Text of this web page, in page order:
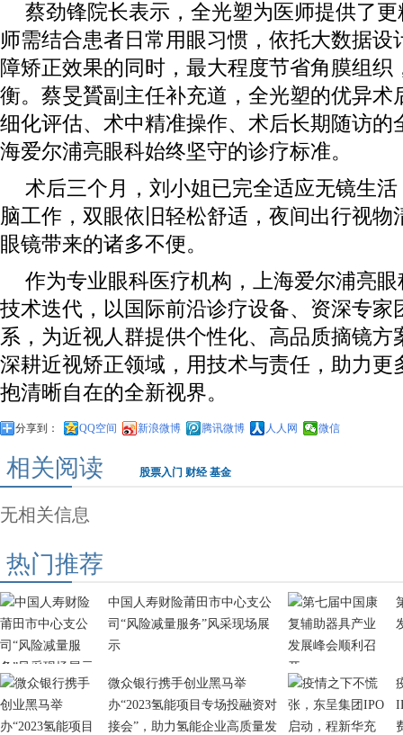
蔡劲锋院长表示，全光塑为医师提供了
师需结合患者日常用眼习惯，依托大数据设
障矫正效果的同时，最大程度节省角膜组织
衡。蔡旻贇副主任补充道，全光塑的优异术
细化评估、术中精准操作、术后长期随访的
海爱尔浦亮眼科始终坚守的诊疗标准。
术后三个月，刘小姐已完全适应无镜生
脑工作，双眼依旧轻松舒适，夜间出行视物
眼镜带来的诸多不便。
作为专业眼科医疗机构，上海爱尔浦亮
技术迭代，以国际前沿诊疗设备、资深专家
系，为近视人群提供个性化、高品质摘镜方
深耕近视矫正领域，用技术与责任，助力更
抱清晰自在的全新视界。
分享到： QQ空间 新浪微博 腾讯微博 人人网 微信
相关阅读 股票入门 财经 基金
无相关信息
热门推荐
中国人寿财险莆田市中心支公
司“风险减量服务”风采现场展
示
微众银行携手创业黑马举
办“2023氢能项目专场投融资对
接会”，助力氢能企业高质量发